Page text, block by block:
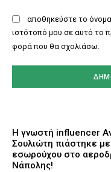
αποθηκεύστε το
ιστότοπό μου σε αυτό το
φορά που θα σχολιάσω.
Η γνωστή influencer
Σουλιώτη πιάστηκε
εσωρούχου στο
Νάπολης!